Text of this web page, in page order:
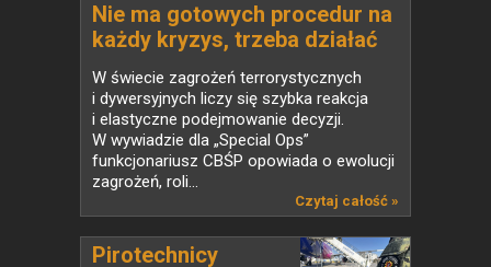
Nie ma gotowych procedur na
każdy kryzys, trzeba działać
elastycznie
W świecie zagrożeń terrorystycznych
i dywersyjnych liczy się szybka reakcja
i elastyczne podejmowanie decyzji.
W wywiadzie dla „Special Ops”
funkcjonariusz CBŚP opowiada o ewolucji
zagrożeń, roli...
Czytaj całość »
Pirotechnicy